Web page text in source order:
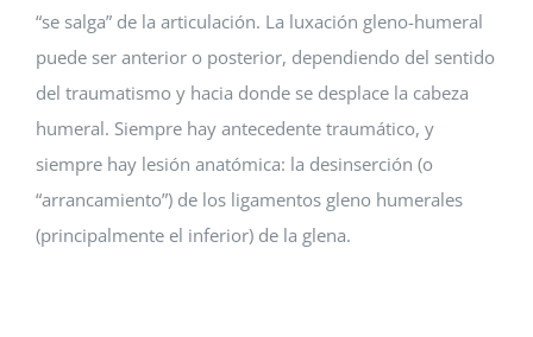
“se salga” de la articulación. La luxación gleno-humeral
puede ser anterior o posterior, dependiendo del sentido
del traumatismo y hacia donde se desplace la cabeza
humeral. Siempre hay antecedente traumático, y
siempre hay lesión anatómica: la desinserción (o
“arrancamiento”) de los ligamentos gleno humerales
(principalmente el inferior) de la glena.